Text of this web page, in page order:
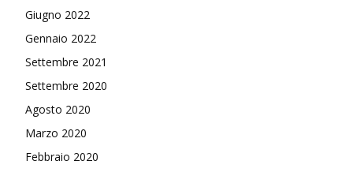
Giugno 2022
Gennaio 2022
Settembre 2021
Settembre 2020
Agosto 2020
Marzo 2020
Febbraio 2020